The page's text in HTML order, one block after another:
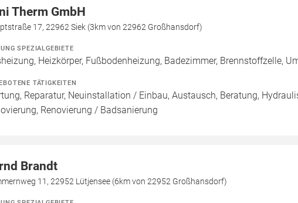
Therm GmbH
17, 22962 Siek (3km von 22962 Großhansdorf)
SPEZIALGEBIETE
Heizkörper, Fußbodenheizung, Badezimmer, Brennstoffzelle,
TÄTIGKEITEN
Reparatur, Neuinstallation / Einbau, Austausch, Beratung,
Renovierung / Badsanierung
Brandt
11, 22952 Lütjensee (6km von 22952 Großhansdorf)